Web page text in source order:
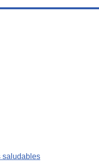
saludables